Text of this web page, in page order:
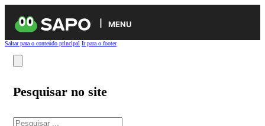
MENU
Saltar para o conteúdo principal Ir para o footer
Pesquisar no site
Pesquisar